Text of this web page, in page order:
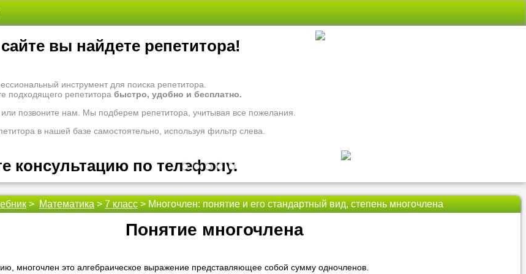
•••••
вы найдете репетитора!
инструмент для поиска репетитора.
подходящего репетитора быстро, удобно и бесплатно.
или позвоните нам. Мы подберем репетитора, учитывая все пожелания.
в нашей базе самостоятельно, используя фильтр слева.
консультацию по телефону.
Вас по вопросам образования. Задайте свои вопросы
ломать голову, к кому обратиться за помощью - для этого естьNado5.ru!
помогут вам.
> Математика > 7 класс > Многочлен: понятие и его стандартный вид, степень многочлена
Понятие многочлена
многочлен это алгебраическое выражение представляющее собой сумму одночленов.